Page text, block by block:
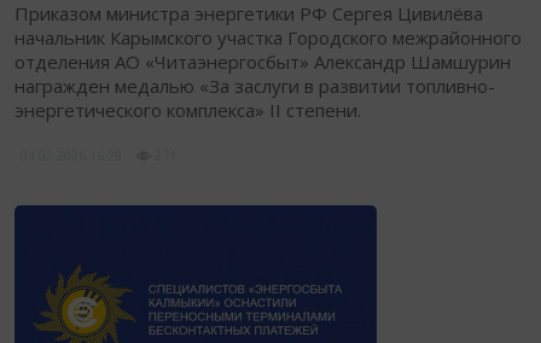
​Приказом министра энергетики РФ Сергея Цивилёва
начальник Карымского участка Городского межрайонного
отделения АО «Читаэнергосбыт» Александр Шамшурин
награжден медалью «За заслуги в развитии топливно-
энергетического комплекса» II степени.